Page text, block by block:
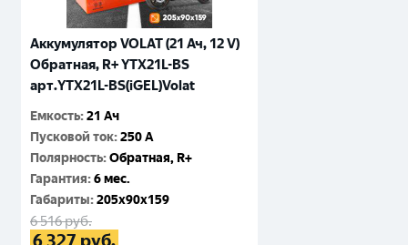
Аккумулятор VOLAT (21 Ач, 12 V)
Обратная, R+ YTX21L-BS
арт.YTX21L-BS(iGEL)Volat
Емкость:21 Ач
Пусковой ток:250 A
Полярность:Обратная, R+
Гарантия:6 мес.
Габариты:205x90x159
6 516руб.